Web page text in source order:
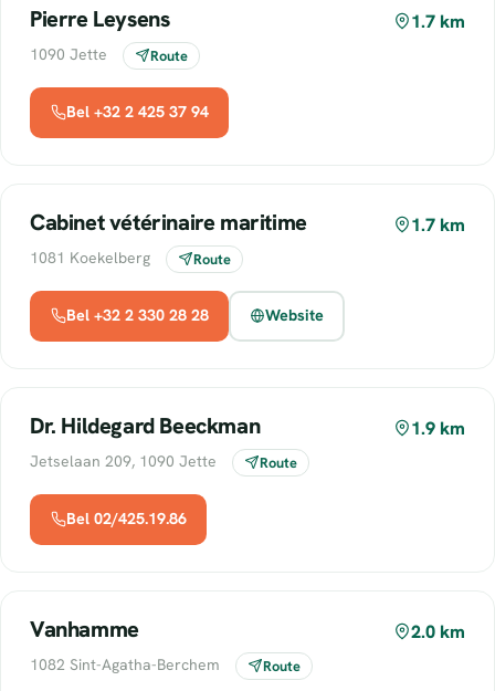
Pierre Leysens 1.7 km
1090 Jette Route
Bel +32 2 425 37 94
Cabinet vétérinaire maritime 1.7 km
1081 Koekelberg Route
Bel +32 2 330 28 28 Website
Dr. Hildegard Beeckman 1.9 km
Jetselaan 209, 1090 Jette Route
Bel 02/425.19.86
Vanhamme 2.0 km
1082 Sint-Agatha-Berchem Route